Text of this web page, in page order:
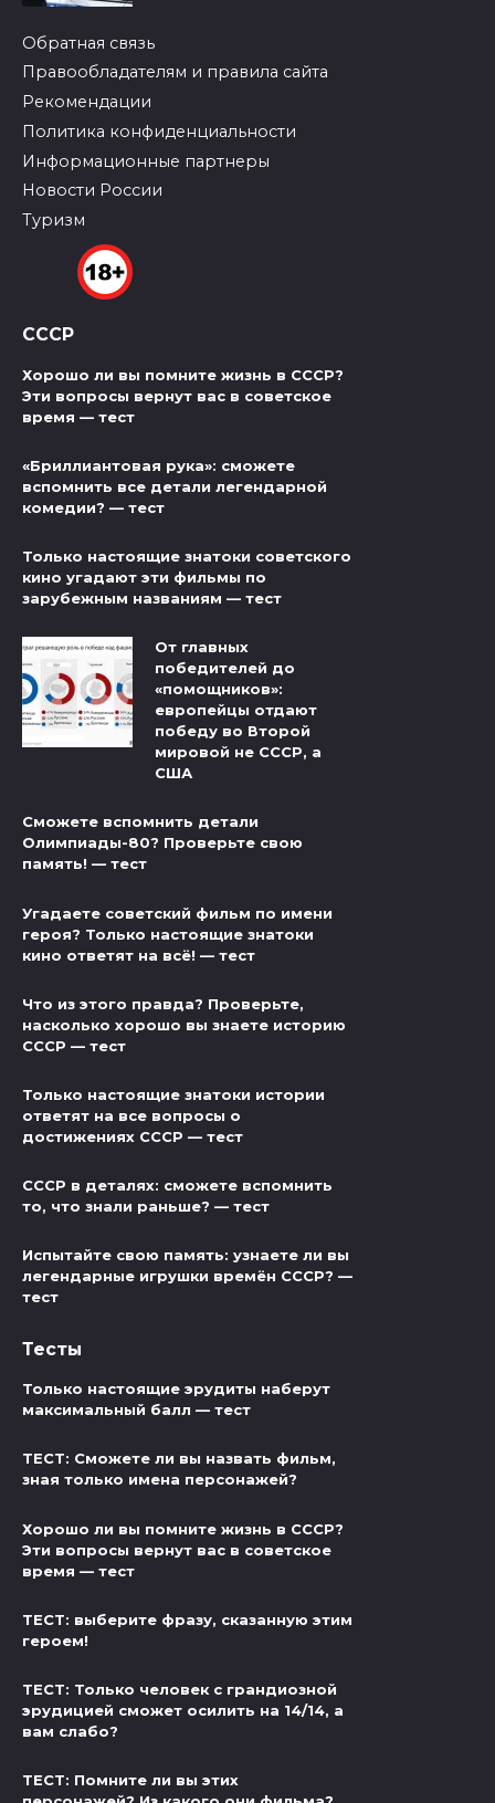
Обратная связь
Правообладателям и правила сайта
Рекомендации
Политика конфиденциальности
Информационные партнеры
Новости России
Туризм
СССР
Хорошо ли вы помните жизнь в СССР?
Эти вопросы вернут вас в советское
время — тест
«Бриллиантовая рука»: сможете
вспомнить все детали легендарной
комедии? — тест
Только настоящие знатоки советского
кино угадают эти фильмы по
зарубежным названиям — тест
От главных
победителей до
«помощников»:
европейцы отдают
победу во Второй
мировой не СССР, а
США
Сможете вспомнить детали
Олимпиады-80? Проверьте свою
память! — тест
Угадаете советский фильм по имени
героя? Только настоящие знатоки
кино ответят на всё! — тест
Что из этого правда? Проверьте,
насколько хорошо вы знаете историю
СССР — тест
Только настоящие знатоки истории
ответят на все вопросы о
достижениях СССР — тест
СССР в деталях: сможете вспомнить
то, что знали раньше? — тест
Испытайте свою память: узнаете ли вы
легендарные игрушки времён СССР? —
тест
Тесты
Только настоящие эрудиты наберут
максимальный балл — тест
ТЕСТ: Сможете ли вы назвать фильм,
зная только имена персонажей?
Хорошо ли вы помните жизнь в СССР?
Эти вопросы вернут вас в советское
время — тест
ТЕСТ: выберите фразу, сказанную этим
героем!
ТЕСТ: Только человек с грандиозной
эрудицией сможет осилить на 14/14, а
вам слабо?
ТЕСТ: Помните ли вы этих